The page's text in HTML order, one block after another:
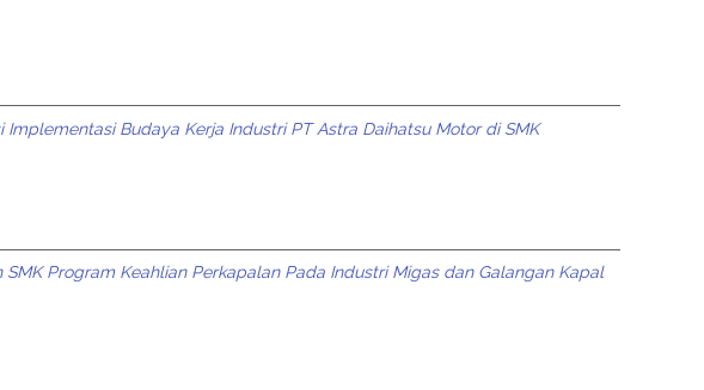
Implementasi Budaya Kerja Industri PT Astra Daihatsu Motor di SMK
SMK Program Keahlian Perkapalan Pada Industri Migas dan Galangan Kapal